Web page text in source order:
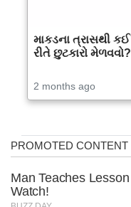
માકડના ત્રાસથી કઈ
રીતે છુટકારો મેળવવો?
2 months ago